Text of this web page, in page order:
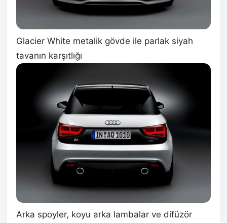
Glacier White metalik gövde ile parlak siyah
tavanın karşıtlığı
Arka spoyler, koyu arka lambalar ve difüzör